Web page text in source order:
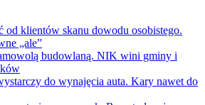
od klientów skanu dowodu osobistego.
„ale”
budowlaną. NIK wini gminy i
do wynajęcia auta. Kary nawet do